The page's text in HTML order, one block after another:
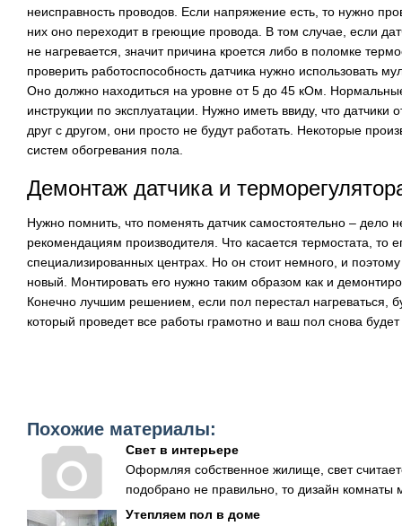
неисправность проводов. Если напряжение есть, то нужно
них оно переходит в греющие провода. В том случае, если
не нагревается, значит причина кроется либо в поломке
проверить работоспособность датчика нужно использовать
Оно должно находиться на уровне от 5 до 45 кОм.
инструкции по эксплуатации. Нужно иметь ввиду, что датчики
друг с другом, они просто не будут работать. Некоторые
систем обогревания пола.
Демонтаж датчика и
Нужно помнить, что поменять датчик самостоятельно – дело
рекомендациям производителя. Что касается термостата, то
специализированных центрах. Но он стоит немного, и
новый. Монтировать его нужно таким образом как и
Конечно лучшим решением, если пол перестал нагреваться,
который проведет все работы грамотно и ваш пол снова
Похожие материалы:
Свет в интерьере
Оформляя собственное жилище, свет
подобрано не правильно, то дизайн комнаты
Утепляем пол в доме